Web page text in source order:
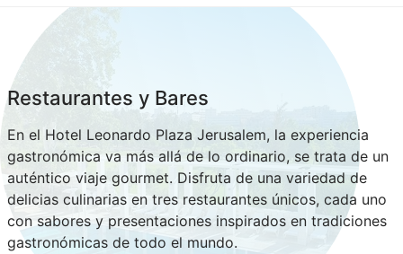
Restaurantes y Bares
En el Hotel Leonardo Plaza Jerusalem, la experiencia
gastronómica va más allá de lo ordinario, se trata de un
auténtico viaje gourmet. Disfruta de una variedad de
delicias culinarias en tres restaurantes únicos, cada uno
con sabores y presentaciones inspirados en tradiciones
gastronómicas de todo el mundo.